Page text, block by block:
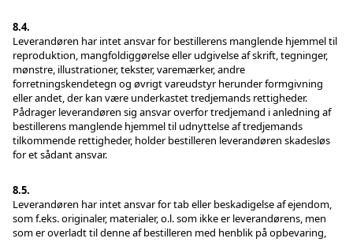
8.4.
Leverandøren har intet ansvar for bestillerens manglende hjemmel til
reproduktion, mangfoldiggørelse eller udgivelse af skrift, tegninger,
mønstre, illustrationer, tekster, varemærker, andre
forretningskendetegn og øvrigt vareudstyr herunder formgivning
eller andet, der kan være underkastet tredjemands rettigheder.
Pådrager leverandøren sig ansvar overfor tredjemand i anledning af
bestillerens manglende hjemmel til udnyttelse af tredjemands
tilkommende rettigheder, holder bestilleren leverandøren skadesløs
for et sådant ansvar.
8.5.
Leverandøren har intet ansvar for tab eller beskadigelse af ejendom,
som f.eks. originaler, materialer, o.l. som ikke er leverandørens, men
som er overladt til denne af bestilleren med henblik på opbevaring,